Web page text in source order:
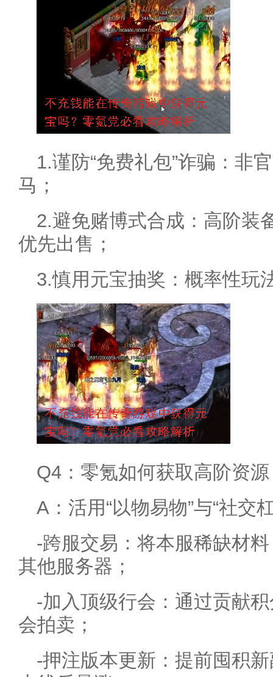
1.谨防“免费礼包”诈骗：非
马；
2.避免赌博式合成：高阶装
优先出售；
3.慎用元宝抽奖：概率性玩
Q4：零氪如何获取高阶资
A：活用“以物易物”与“社交
-跨服交易：将本服稀缺材
其他服务器；
-加入顶级行会：通过贡献
会拍卖；
-押注版本更新：提前囤积